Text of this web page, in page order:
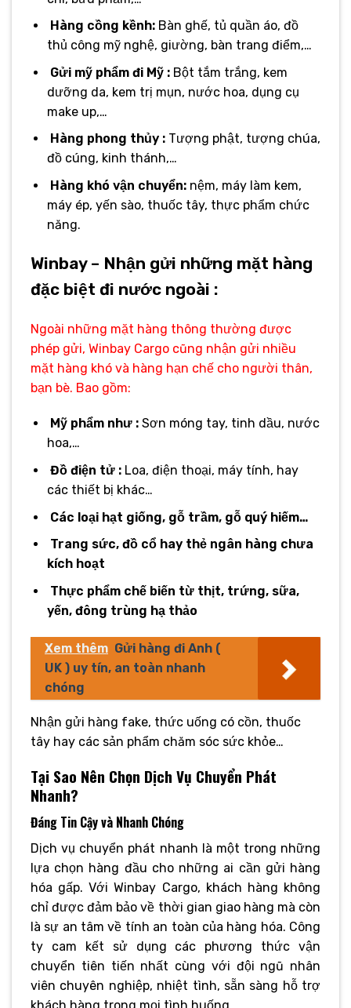
Hàng cồng kềnh:Bàn ghế, tủ quần áo, đồ
thủ công mỹ nghệ, giường, bàn trang điểm,…
Gửi mỹ phẩm đi Mỹ :Bột tắm trắng, kem
dưỡng da, kem trị mụn, nước hoa, dụng cụ
make up,…
Hàng phong thủy :Tượng phật, tượng chúa,
đồ cúng, kinh thánh,…
Hàng khó vận chuyển:nệm, máy làm kem,
máy ép, yến sào, thuốc tây, thực phẩm chức
năng.
Winbay – Nhận gửi những mặt hàng
đặc biệt đi nước ngoài :
Ngoài những mặt hàng thông thường được
phép gửi, Winbay Cargo cũng nhận gửi nhiều
mặt hàng khó và hàng hạn chế cho người thân,
bạn bè. Bao gồm:
Mỹ phẩm như :Sơn móng tay, tinh dầu, nước
hoa,…
Đồ điện tử :Loa, điện thoại, máy tính, hay
các thiết bị khác…
Các loại hạt giống, gỗ trầm, gỗ quý hiếm…
Trang sức, đồ cổ hay thẻ ngân hàng chưa
kích hoạt
Thực phẩm chế biến từ thịt, trứng, sữa,
yến, đông trùng hạ thảo
Xem thêm Gửi hàng đi Anh (
UK ) uy tín, an toàn nhanh
chóng
Nhận gửi hàng fake, thức uống có cồn, thuốc
tây hay các sản phẩm chăm sóc sức khỏe…
Tại Sao Nên Chọn Dịch Vụ Chuyển Phát
Nhanh?
Đáng Tin Cậy và Nhanh Chóng
Dịch vụ chuyển phát nhanh là một trong những
lựa chọn hàng đầu cho những ai cần gửi hàng
hóa gấp. Với Winbay Cargo, khách hàng không
chỉ được đảm bảo về thời gian giao hàng mà còn
là sự an tâm về tính an toàn của hàng hóa. Công
ty cam kết sử dụng các phương thức vận
chuyển tiên tiến nhất cùng với đội ngũ nhân
viên chuyên nghiệp, nhiệt tình, sẵn sàng hỗ trợ